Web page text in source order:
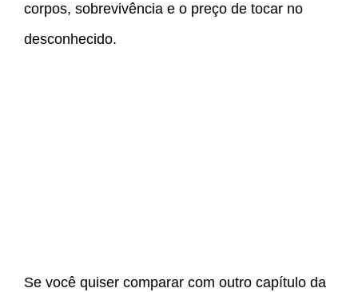
corpos, sobrevivência e o preço de tocar no
desconhecido.
Se você quiser comparar com outro capítulo da